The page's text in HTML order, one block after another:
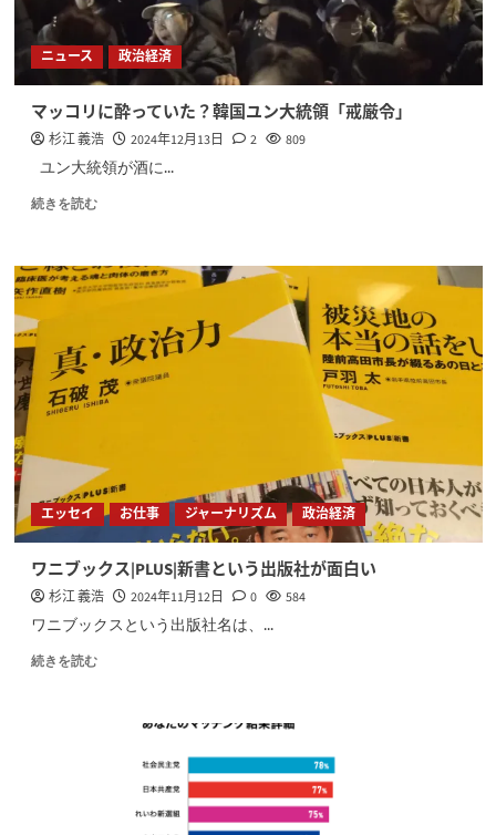
ニュース 政治経済
マッコリに酔っていた？韓国ユン大統領「戒厳令」
杉江 義浩 2024年12月13日 2 809
ユン大統領が酒に...
続きを読む
エッセイ お仕事 ジャーナリズム 政治経済
ワニブックス|PLUS|新書という出版社が面白い
杉江 義浩 2024年11月12日 0 584
ワニブックスという出版社名は、...
続きを読む